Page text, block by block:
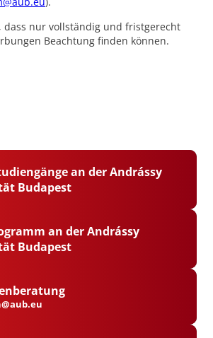
dass nur vollständig und fristgerecht
Beachtung finden können.
an der Andrássy
Budapest
an der Andrássy
Budapest